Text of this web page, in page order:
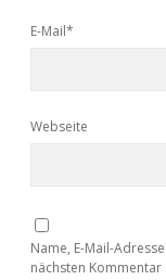
E-Mail*
Webseite
Name, E-Mail-
nächsten Kommentar